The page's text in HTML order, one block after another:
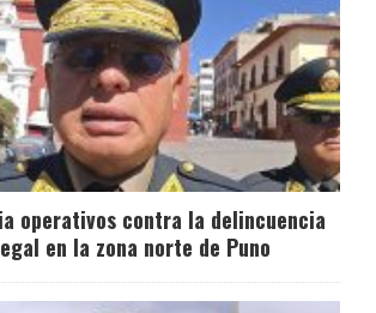
operativos contra la delincuencia
en la zona norte de Puno